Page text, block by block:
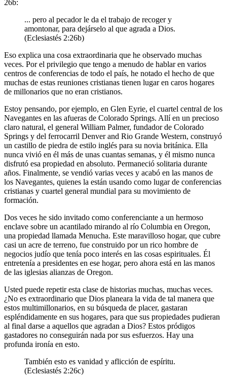
26b:
... pero al pecador le da el trabajo de recoger y
amontonar, para dejárselo al que agrada a Dios.
(Eclesiastés 2:26b)
Eso explica una cosa extraordinaria que he observado muchas
veces. Por el privilegio que tengo a menudo de hablar en varios
centros de conferencias de todo el país, he notado el hecho de que
muchas de estas reuniones cristianas tienen lugar en caros hogares
de millonarios que no eran cristianos.
Estoy pensando, por ejemplo, en Glen Eyrie, el cuartel central de los
Navegantes en las afueras de Colorado Springs. Allí en un precioso
claro natural, el general William Palmer, fundador de Colorado
Springs y del ferrocarril Denver and Rio Grande Western, construyó
un castillo de piedra de estilo inglés para su novia británica. Ella
nunca vivió en él más de unas cuantas semanas, y él mismo nunca
disfrutó esa propiedad en absoluto. Permaneció solitaria durante
años. Finalmente, se vendió varias veces y acabó en las manos de
los Navegantes, quienes la están usando como lugar de conferencias
cristianas y cuartel general mundial para su movimiento de
formación.
Dos veces he sido invitado como conferenciante a un hermoso
enclave sobre un acantilado mirando al río Columbia en Oregon,
una propiedad llamada Menucha. Este maravilloso hogar, que cubre
casi un acre de terreno, fue construido por un rico hombre de
negocios judío que tenía poco interés en las cosas espirituales. Él
entretenía a presidentes en ese hogar, pero ahora está en las manos
de las iglesias alianzas de Oregon.
Usted puede repetir esta clase de historias muchas, muchas veces.
¿No es extraordinario que Dios planeara la vida de tal manera que
estos multimillonarios, en su búsqueda de placer, gastaran
espléndidamente en sus hogares, para que sus propiedades pudieran
al final darse a aquellos que agradan a Dios? Estos pródigos
gastadores no conseguirán nada por sus esfuerzos. Hay una
profunda ironía en esto.
También esto es vanidad y aflicción de espíritu.
(Eclesiastés 2:26c)